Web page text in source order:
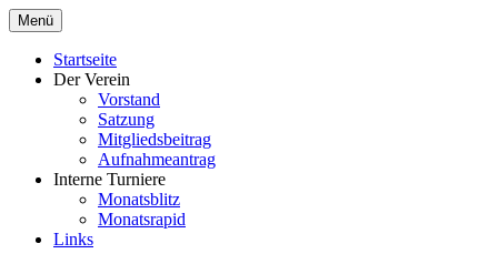
Zum
Inhalt
springen
Menü
Startseite
Der Verein
Vorstand
Satzung
Mitgliedsbeitrag
Aufnahmeantrag
Interne Turniere
Monatsblitz
Monatsrapid
Links